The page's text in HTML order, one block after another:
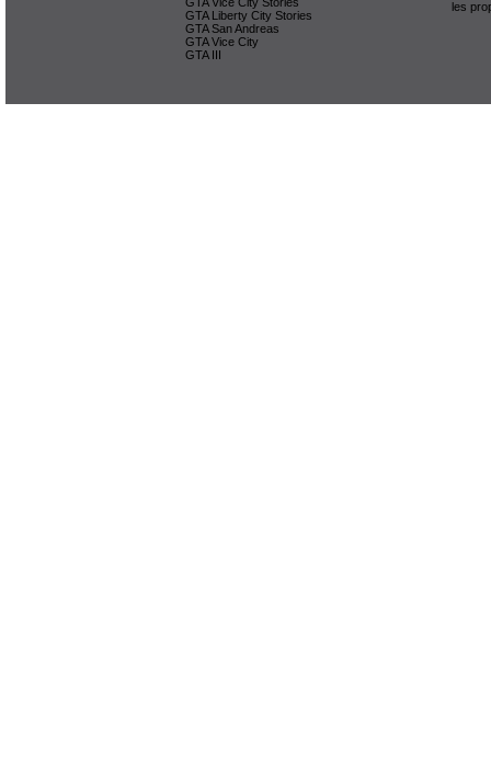
GTA Liberty City Stories
GTA San Andreas
GTA Vice City
GTA III
les